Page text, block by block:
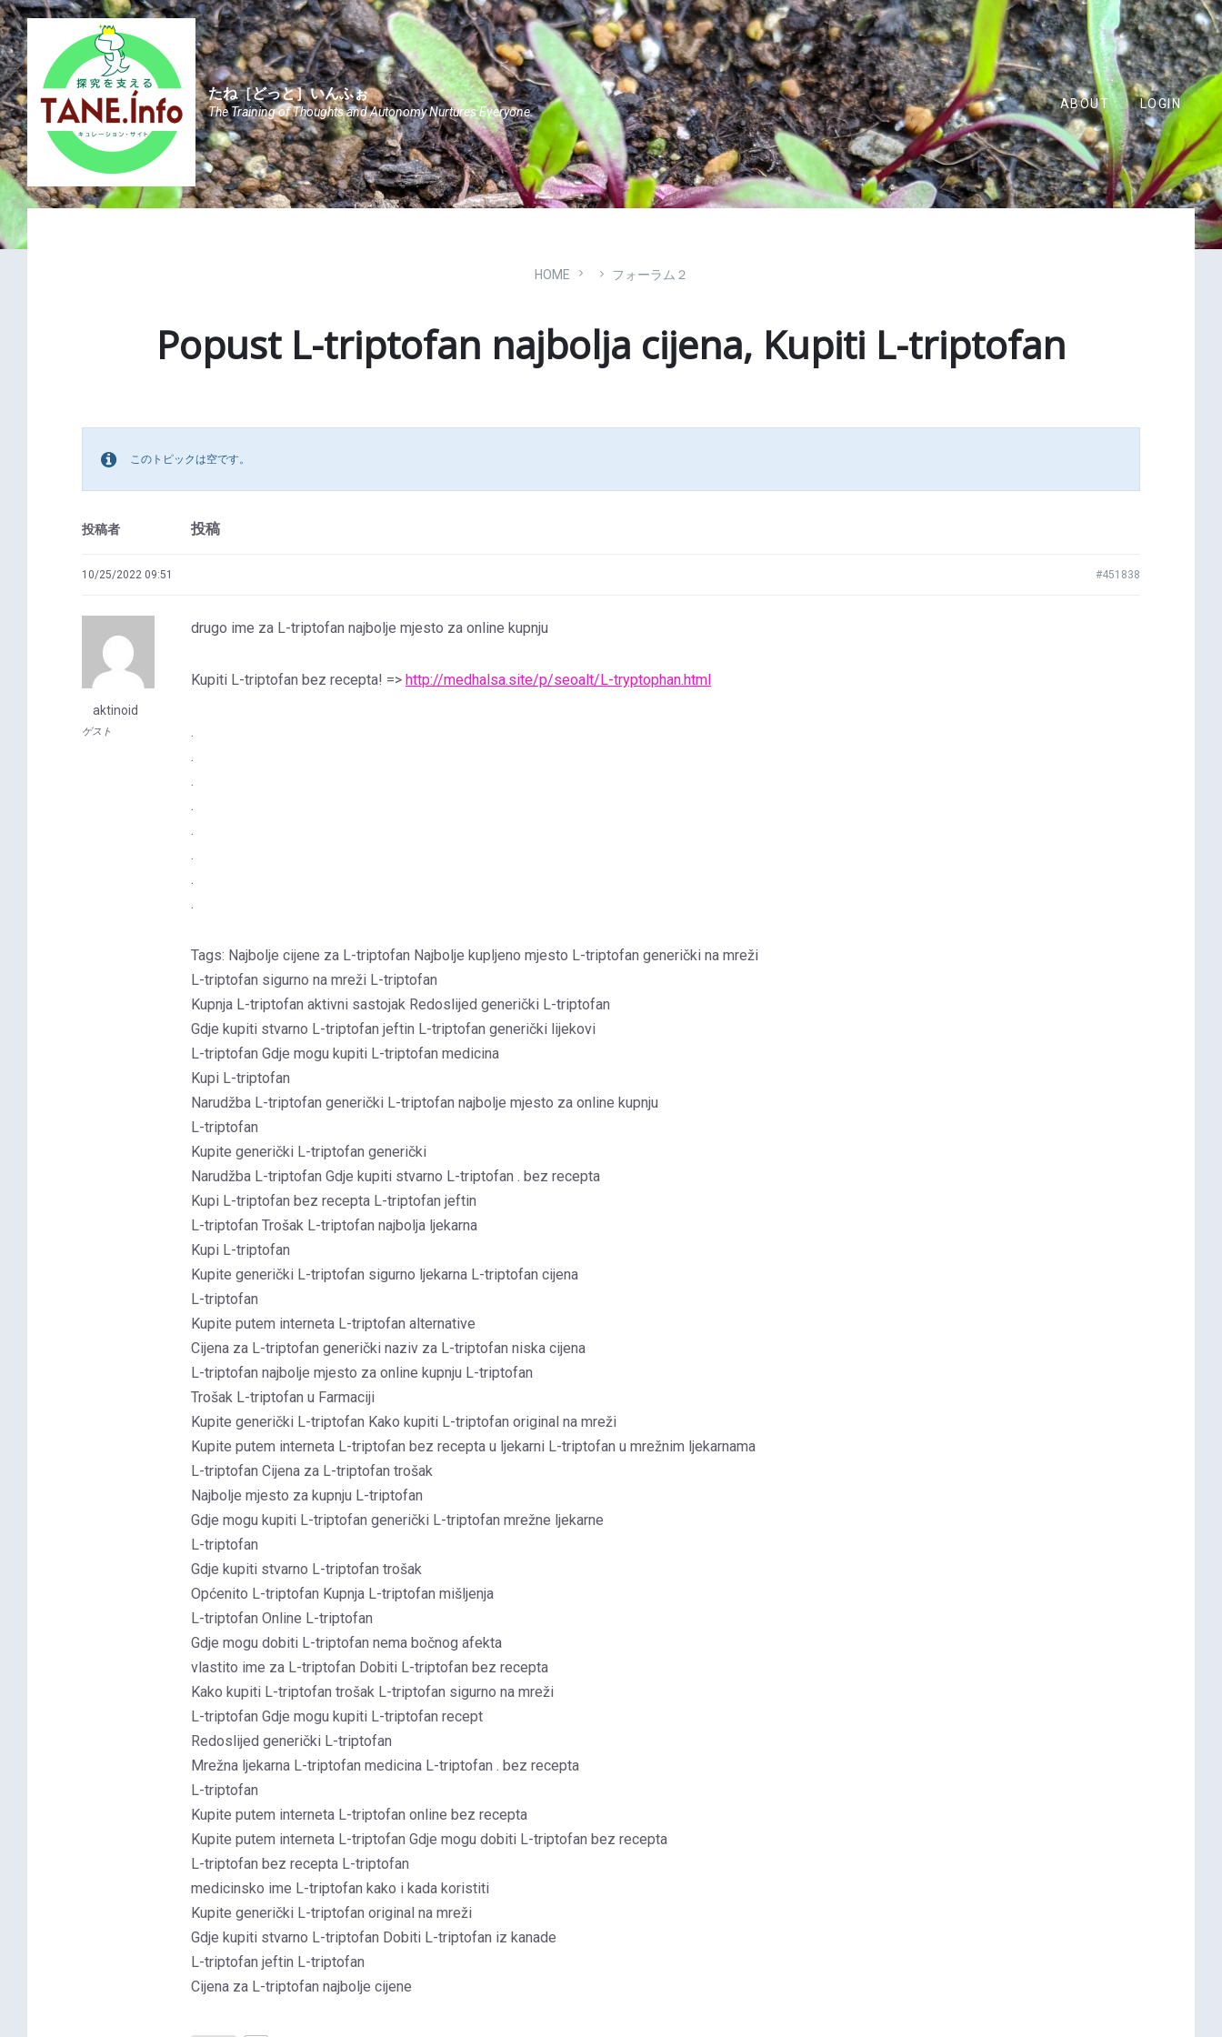
Skip
to
content
Skip
to
main
navigation
Skip
to
footer
たね［どっと］いんふぉ
The Training of Thoughts and Autonomy Nurtures Everyone.
ABOUT LOGIN
HOME フォーラム２
Popust L-triptofan najbolja cijena, Kupiti L-triptofan
このトピックは空です。
投稿者 投稿
10/25/2022 09:51 #451838
aktinoid
ゲスト
drugo ime za L-triptofan najbolje mjesto za online kupnju
Kupiti L-triptofan bez recepta! => http://medhalsa.site/p/seoalt/L-tryptophan.html
.
.
.
.
.
.
.
.
Tags: Najbolje cijene za L-triptofan Najbolje kupljeno mjesto L-triptofan generički na mreži
L-triptofan sigurno na mreži L-triptofan
Kupnja L-triptofan aktivni sastojak Redoslijed generički L-triptofan
Gdje kupiti stvarno L-triptofan jeftin L-triptofan generički lijekovi
L-triptofan Gdje mogu kupiti L-triptofan medicina
Kupi L-triptofan
Narudžba L-triptofan generički L-triptofan najbolje mjesto za online kupnju
L-triptofan
Kupite generički L-triptofan generički
Narudžba L-triptofan Gdje kupiti stvarno L-triptofan . bez recepta
Kupi L-triptofan bez recepta L-triptofan jeftin
L-triptofan Trošak L-triptofan najbolja ljekarna
Kupi L-triptofan
Kupite generički L-triptofan sigurno ljekarna L-triptofan cijena
L-triptofan
Kupite putem interneta L-triptofan alternative
Cijena za L-triptofan generički naziv za L-triptofan niska cijena
L-triptofan najbolje mjesto za online kupnju L-triptofan
Trošak L-triptofan u Farmaciji
Kupite generički L-triptofan Kako kupiti L-triptofan original na mreži
Kupite putem interneta L-triptofan bez recepta u ljekarni L-triptofan u mrežnim ljekarnama
L-triptofan Cijena za L-triptofan trošak
Najbolje mjesto za kupnju L-triptofan
Gdje mogu kupiti L-triptofan generički L-triptofan mrežne ljekarne
L-triptofan
Gdje kupiti stvarno L-triptofan trošak
Općenito L-triptofan Kupnja L-triptofan mišljenja
L-triptofan Online L-triptofan
Gdje mogu dobiti L-triptofan nema bočnog afekta
vlastito ime za L-triptofan Dobiti L-triptofan bez recepta
Kako kupiti L-triptofan trošak L-triptofan sigurno na mreži
L-triptofan Gdje mogu kupiti L-triptofan recept
Redoslijed generički L-triptofan
Mrežna ljekarna L-triptofan medicina L-triptofan . bez recepta
L-triptofan
Kupite putem interneta L-triptofan online bez recepta
Kupite putem interneta L-triptofan Gdje mogu dobiti L-triptofan bez recepta
L-triptofan bez recepta L-triptofan
medicinsko ime L-triptofan kako i kada koristiti
Kupite generički L-triptofan original na mreži
Gdje kupiti stvarno L-triptofan Dobiti L-triptofan iz kanade
L-triptofan jeftin L-triptofan
Cijena za L-triptofan najbolje cijene